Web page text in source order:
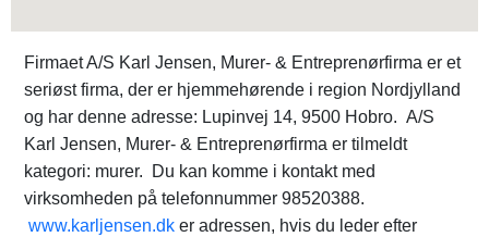
Firmaet A/S Karl Jensen, Murer- & Entreprenørfirma er et
seriøst firma, der er hjemmehørende i region Nordjylland
og har denne adresse: Lupinvej 14, 9500 Hobro. A/S
Karl Jensen, Murer- & Entreprenørfirma er tilmeldt
kategori: murer. Du kan komme i kontakt med
virksomheden på telefonnummer 98520388.
www.karljensen.dk er adressen, hvis du leder efter